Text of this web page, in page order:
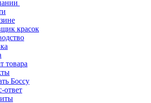
красок
товара
Боссу
ответ